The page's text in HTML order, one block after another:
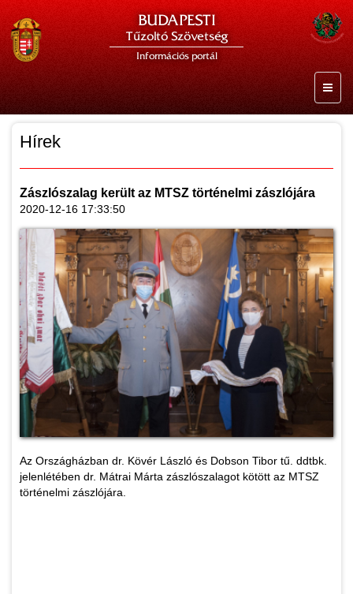
BUDAPESTI
Tűzoltó Szövetség
Információs portál
Hírek
Zászlószalag került az MTSZ történelmi zászlójára
2020-12-16 17:33:50
Az Országházban dr. Kövér László és Dobson Tibor tű. ddtbk.
jelenlétében dr. Mátrai Márta zászlószalagot kötött az MTSZ
történelmi zászlójára.